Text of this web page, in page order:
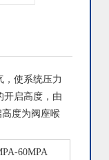
，使系统压力
开启高度，由
度为阀座喉
60MPA